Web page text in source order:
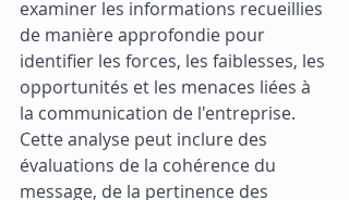
examiner les informations recueillies
de manière approfondie pour
identifier les forces, les faiblesses, les
opportunités et les menaces liées à
la communication de l'entreprise.
Cette analyse peut inclure des
évaluations de la cohérence du
message, de la pertinence des